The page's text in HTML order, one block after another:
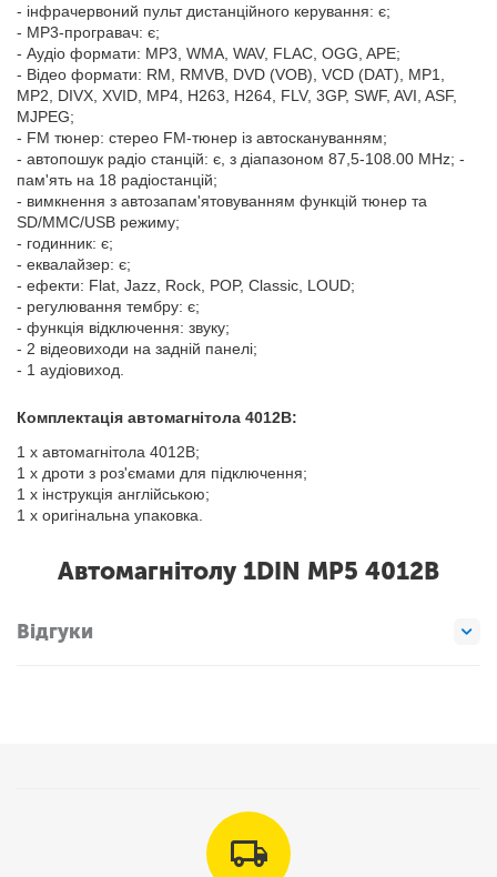
- інфрачервоний пульт дистанційного керування: є;
- MP3-програвач: є;
- Аудіо формати: MP3, WMA, WAV, FLAC, OGG, APE;
- Відео формати: RM, RMVB, DVD (VOB), VCD (DAT), MP1,
MP2, DIVX, XVID, MP4, H263, H264, FLV, 3GP, SWF, AVI, ASF,
MJPEG;
- FM тюнер: стерео FM-тюнер із автоскануванням;
- автопошук радіо станцій: є, з діапазоном 87,5-108.00 MHz; -
пам'ять на 18 радіостанцій;
- вимкнення з автозапам'ятовуванням функцій тюнер та
SD/MMC/USB режиму;
- годинник: є;
- еквалайзер: є;
- ефекти: Flat, Jazz, Rock, POP, Classic, LOUD;
- регулювання тембру: є;
- функція відключення: звуку;
- 2 відеовиходи на задній панелі;
- 1 аудіовиход.
Комплектація автомагнітола 4012B:
1 х автомагнітола 4012B;
1 х дроти з роз'ємами для підключення;
1 х інструкція англійською;
1 х оригінальна упаковка.
Автомагнітолу 1DIN MP5 4012B
Відгуки